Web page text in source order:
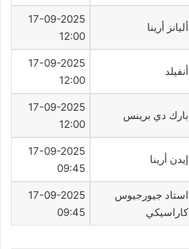
أليانز أرينا
17-09-2025
12:00
أنفيلد
17-09-2025
12:00
بارك دي برينس
17-09-2025
12:00
إيدن أرينا
17-09-2025
09:45
استاد جيورجيوس
كاراسيكي
17-09-2025
09:45